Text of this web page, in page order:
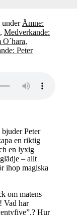
under Ämne:
, Medverkande:
,
Peter
Peter
en riktig
en lyxig
– allt
ihop magiska
om matens
Vad har
Hur